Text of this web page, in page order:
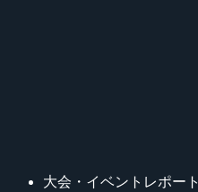
大会・イベントレポート